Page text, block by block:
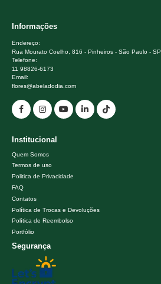
Informações
Endereço:
Rua Mourato Coelho, 816 - Pinheiros - São Paulo - SP
Telefone:
11 98826-6173
Email:
flores@abeladodia.com
Institucional
Quem Somos
Termos de uso
Politica de Privacidade
FAQ
Contatos
Política de Trocas e Devoluções
Política de Reembolso
Portfólio
Segurança